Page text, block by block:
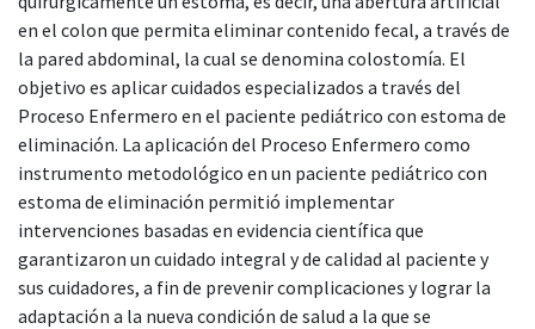
en el colon que permita eliminar contenido fecal, a través de
la pared abdominal, la cual se denomina colostomía. El
objetivo es aplicar cuidados especializados a través del
Proceso Enfermero en el paciente pediátrico con estoma de
eliminación. La aplicación del Proceso Enfermero como
instrumento metodológico en un paciente pediátrico con
estoma de eliminación permitió implementar
intervenciones basadas en evidencia científica que
garantizaron un cuidado integral y de calidad al paciente y
sus cuidadores, a fin de prevenir complicaciones y lograr la
adaptación a la nueva condición de salud a la que se